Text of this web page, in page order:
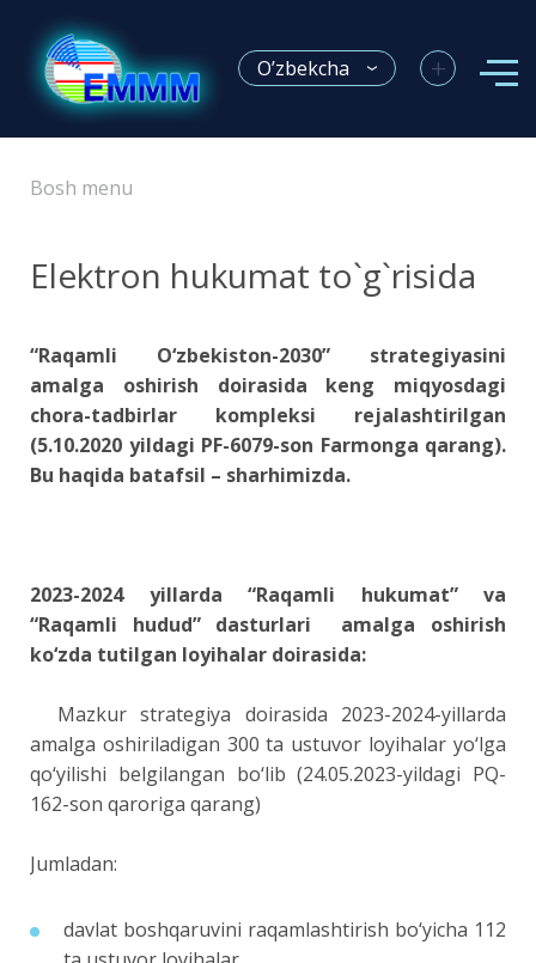
O’zbekcha +
Bosh menu
Elektron hukumat to`g`risida
“Raqamli O‘zbekiston-2030” strategiyasini
amalga oshirish doirasida keng miqyosdagi
chora-tadbirlar kompleksi rejalashtirilgan
(5.10.2020 yildagi PF-6079-son Farmonga qarang).
Bu haqida batafsil – sharhimizda.
2023-2024 yillarda “Raqamli hukumat” va
“Raqamli hudud” dasturlari amalga oshirish
ko‘zda tutilgan loyihalar doirasida:
Mazkur strategiya doirasida 2023-2024-yillarda
amalga oshiriladigan 300 ta ustuvor loyihalar yo‘lga
qo‘yilishi belgilangan bo‘lib (24.05.2023-yildagi PQ-
162-son qaroriga qarang)
Jumladan:
davlat boshqaruvini raqamlashtirish bo‘yicha 112